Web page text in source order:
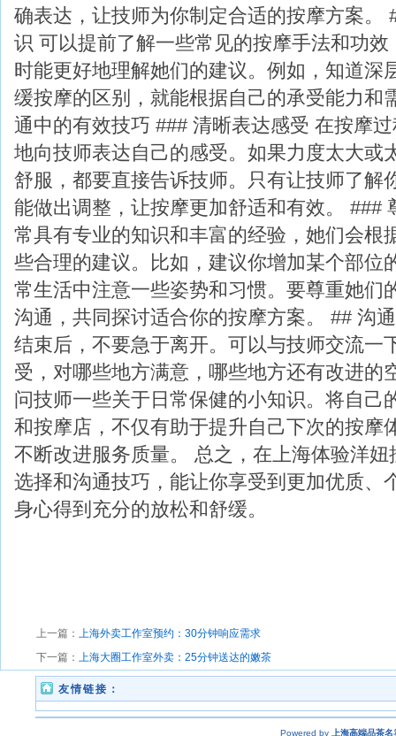
确表达，让技师为你制定合适的按摩方案。
识 可以提前了解一些常见的按摩手法和功
时能更好地理解她们的建议。例如，知道深
缓按摩的区别，就能根据自己的承受能力和
通中的有效技巧 ### 清晰表达感受 在按摩
地向技师表达自己的感受。如果力度太大或
舒服，都要直接告诉技师。只有让技师了解
能做出调整，让按摩更加舒适和有效。 ###
常具有专业的知识和丰富的经验，她们会根
些合理的建议。比如，建议你增加某个部位
常生活中注意一些姿势和习惯。要尊重她们
沟通，共同探讨适合你的按摩方案。 ## 沟
结束后，不要急于离开。可以与技师交流一
受，对哪些地方满意，哪些地方还有改进的
问技师一些关于日常保健的小知识。将自己
和按摩店，不仅有助于提升自己下次的按摩
不断改进服务质量。 总之，在上海体验洋
选择和沟通技巧，能让你享受到更加优质、
身心得到充分的放松和舒缓。
上一篇： 上海外卖工作室预约：30分钟响应需求
下一篇： 上海大圈工作室外卖：25分钟送达的嫩茶
友情链接：
Powered by 上海高端品茶